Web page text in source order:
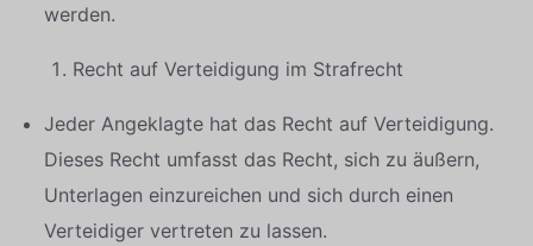
werden.
Recht auf Verteidigung im Strafrecht
Jeder Angeklagte hat das Recht auf Verteidigung.
Dieses Recht umfasst das Recht, sich zu äußern,
Unterlagen einzureichen und sich durch einen
Verteidiger vertreten zu lassen.